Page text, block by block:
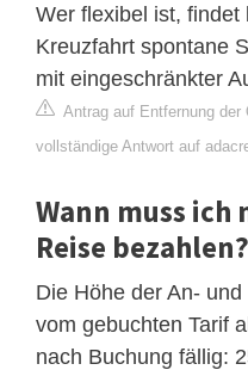
Wer flexibel ist,
Kreuzfahrt spontane
mit eingeschränkter
Antrag auf Entfernung der
vollständige Antwort auf
Wann muss ich
Reise bezahlen?
Die Höhe der An-
vom gebuchten Tarif
nach Buchung fällig: